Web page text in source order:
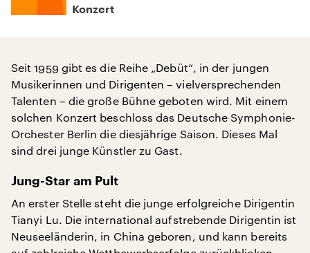
Konzert
Seit 1959 gibt es die Reihe „Debüt“, in der jungen
Musikerinnen und Dirigenten – vielversprechenden
Talenten – die große Bühne geboten wird. Mit einem
solchen Konzert beschloss das Deutsche Symphonie-
Orchester Berlin die diesjährige Saison. Dieses Mal
sind drei junge Künstler zu Gast.
Jung-Star am Pult
An erster Stelle steht die junge erfolgreiche Dirigentin
Tianyi Lu. Die international aufstrebende Dirigentin ist
Neuseeländerin, in China geboren, und kann bereits